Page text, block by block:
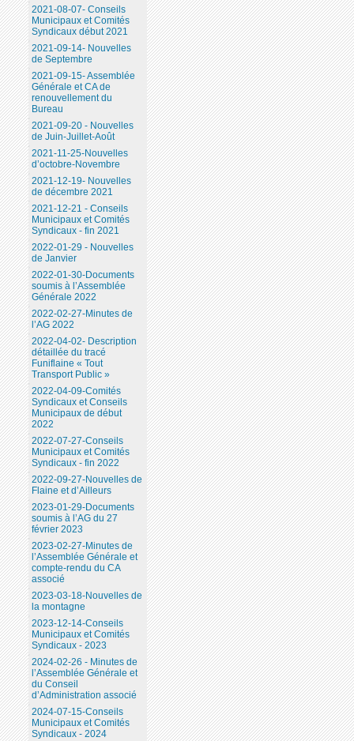
2021-08-07- Conseils
Municipaux et Comités
Syndicaux début 2021
2021-09-14- Nouvelles
de Septembre
2021-09-15- Assemblée
Générale et CA de
renouvellement du
Bureau
2021-09-20 - Nouvelles
de Juin-Juillet-Août
2021-11-25-Nouvelles
d’octobre-Novembre
2021-12-19- Nouvelles
de décembre 2021
2021-12-21 - Conseils
Municipaux et Comités
Syndicaux - fin 2021
2022-01-29 - Nouvelles
de Janvier
2022-01-30-Documents
soumis à l’Assemblée
Générale 2022
2022-02-27-Minutes de
l’AG 2022
2022-04-02- Description
détaillée du tracé
Funiflaine « Tout
Transport Public »
2022-04-09-Comités
Syndicaux et Conseils
Municipaux de début
2022
2022-07-27-Conseils
Municipaux et Comités
Syndicaux - fin 2022
2022-09-27-Nouvelles de
Flaine et d’Ailleurs
2023-01-29-Documents
soumis à l’AG du 27
février 2023
2023-02-27-Minutes de
l’Assemblée Générale et
compte-rendu du CA
associé
2023-03-18-Nouvelles de
la montagne
2023-12-14-Conseils
Municipaux et Comités
Syndicaux - 2023
2024-02-26 - Minutes de
l’Assemblée Générale et
du Conseil
d’Administration associé
2024-07-15-Conseils
Municipaux et Comités
Syndicaux - 2024